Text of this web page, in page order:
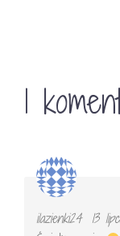
1
ilazienki24
13